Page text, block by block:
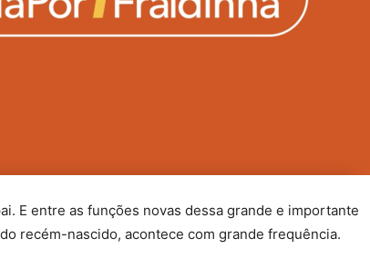
E entre as funções novas dessa grande e importante
recém-nascido, acontece com grande frequência.